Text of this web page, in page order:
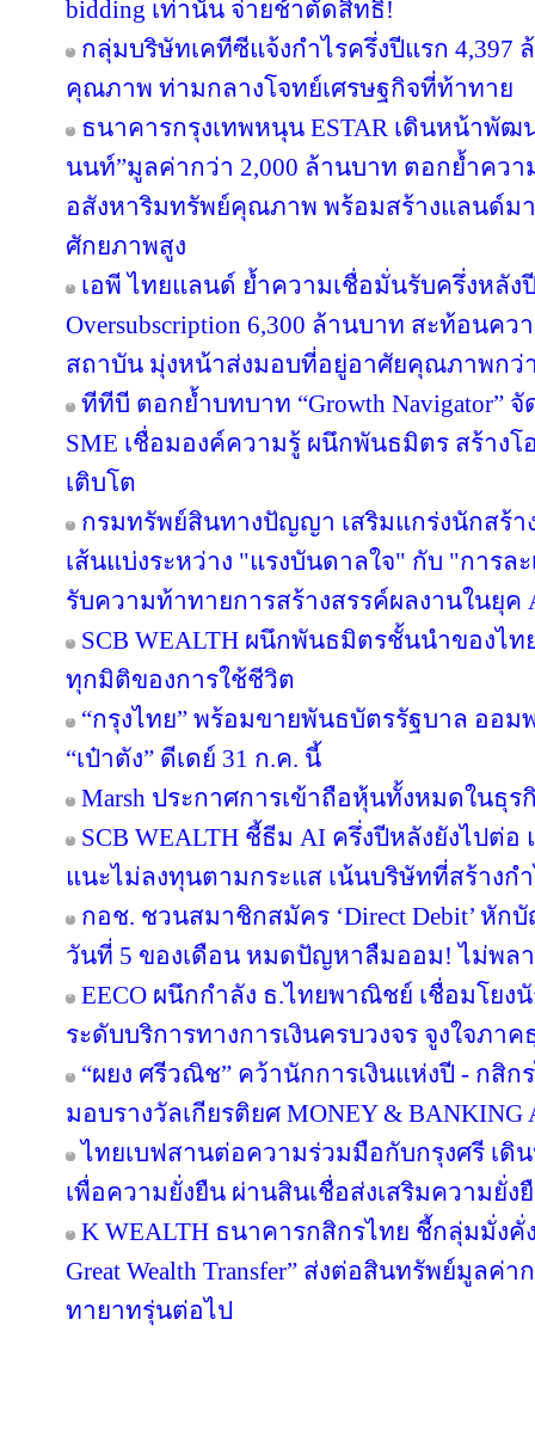
bidding เท่านั้น จ่ายช้าตัดสิทธิ!
กลุ่มบริษัทเคทีซีแจ้งกำไรครึ่งปีแรก 4,397
คุณภาพ ท่ามกลางโจทย์เศรษฐกิจที่ท้าทาย
ธนาคารกรุงเทพหนุน ESTAR เดินหน้าพัฒน
นนท์”มูลค่ากว่า 2,000 ล้านบาท ตอกย้ำคว
อสังหาริมทรัพย์คุณภาพ พร้อมสร้างแลนด์ม
ศักยภาพสูง
เอพี ไทยแลนด์ ย้ำความเชื่อมั่นรับครึ่งหลัง
Oversubscription 6,300 ล้านบาท สะท้อนค
สถาบัน มุ่งหน้าส่งมอบที่อยู่อาศัยคุณภาพกว่า
ทีทีบี ตอกย้ำบทบาท “Growth Navigator”
SME เชื่อมองค์ความรู้ ผนึกพันธมิตร สร้าง
เติบโต
กรมทรัพย์สินทางปัญญา เสริมแกร่งนักสร้า
เส้นแบ่งระหว่าง "แรงบันดาลใจ" กับ "การ
รับความท้าทายการสร้างสรรค์ผลงานในยุค
SCB WEALTH ผนึกพันธมิตรชั้นนำของไ
ทุกมิติของการใช้ชีวิต
“กรุงไทย” พร้อมขายพันธบัตรรัฐบาล ออ
“เป๋าตัง” ดีเดย์ 31 ก.ค. นี้
Marsh ประกาศการเข้าถือหุ้นทั้งหมดในธุร
SCB WEALTH ชี้ธีม AI ครึ่งปีหลังยังไปต่
แนะไม่ลงทุนตามกระแส เน้นบริษัทที่สร้างก
กอช. ชวนสมาชิกสมัคร ‘Direct Debit’ หั
วันที่ 5 ของเดือน หมดปัญหาลืมออม! ไม่พล
EECO ผนึกกำลัง ธ.ไทยพาณิชย์ เชื่อมโยง
ระดับบริการทางการเงินครบวงจร จูงใจภา
“ผยง ศรีวณิช” คว้านักการเงินแห่งปี - กสิ
มอบรางวัลเกียรติยศ MONEY & BANKING
ไทยเบฟสานต่อความร่วมมือกับกรุงศรี เดิ
เพื่อความยั่งยืน ผ่านสินเชื่อส่งเสริมความยั่ง
K WEALTH ธนาคารกสิกรไทย ชี้กลุ่มมั่งคั่
Great Wealth Transfer” ส่งต่อสินทรัพย์มูลค่
ทายาทรุ่นต่อไป